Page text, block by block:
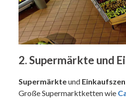
2. Supermärkte und
Supermärkteund
Große Supermarktketten wie